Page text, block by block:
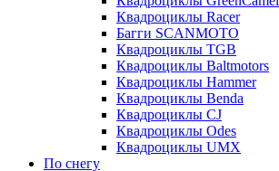
Квадроциклы Racer
Багги SCANMOTO
Квадроциклы TGB
Квадроциклы Baltmotors
Квадроциклы Hammer
Квадроциклы Benda
Квадроциклы CJ
Квадроциклы Odes
Квадроциклы UMX
По снегу